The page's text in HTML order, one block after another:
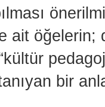
ait
bir